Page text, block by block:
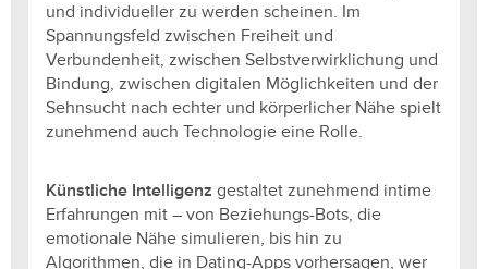
und individueller zu werden scheinen. Im
Spannungsfeld zwischen Freiheit und
Verbundenheit, zwischen Selbstverwirklichung und
Bindung, zwischen digitalen Möglichkeiten und der
Sehnsucht nach echter und körperlicher Nähe spielt
zunehmend auch Technologie eine Rolle.
Künstliche Intelligenz gestaltet zunehmend intime
Erfahrungen mit – von Beziehungs-Bots, die
emotionale Nähe simulieren, bis hin zu
Algorithmen, die in Dating-Apps vorhersagen, wer